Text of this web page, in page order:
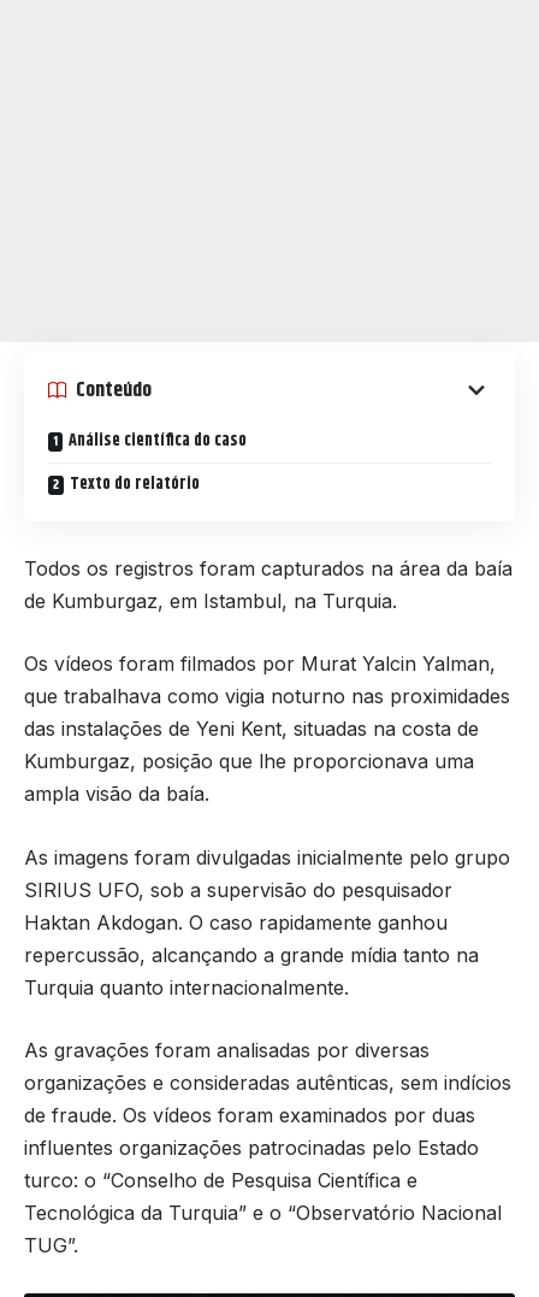
Conteúdo
Análise científica do caso
Texto do relatório
Todos os registros foram capturados na área da baía
de Kumburgaz, em Istambul, na Turquia.
Os vídeos foram filmados por Murat Yalcin Yalman,
que trabalhava como vigia noturno nas proximidades
das instalações de Yeni Kent, situadas na costa de
Kumburgaz, posição que lhe proporcionava uma
ampla visão da baía.
As imagens foram divulgadas inicialmente pelo grupo
SIRIUS UFO, sob a supervisão do pesquisador
Haktan Akdogan. O caso rapidamente ganhou
repercussão, alcançando a grande mídia tanto na
Turquia quanto internacionalmente.
As gravações foram analisadas por diversas
organizações e consideradas autênticas, sem indícios
de fraude. Os vídeos foram examinados por duas
influentes organizações patrocinadas pelo Estado
turco: o “Conselho de Pesquisa Científica e
Tecnológica da Turquia” e o “Observatório Nacional
TUG”.